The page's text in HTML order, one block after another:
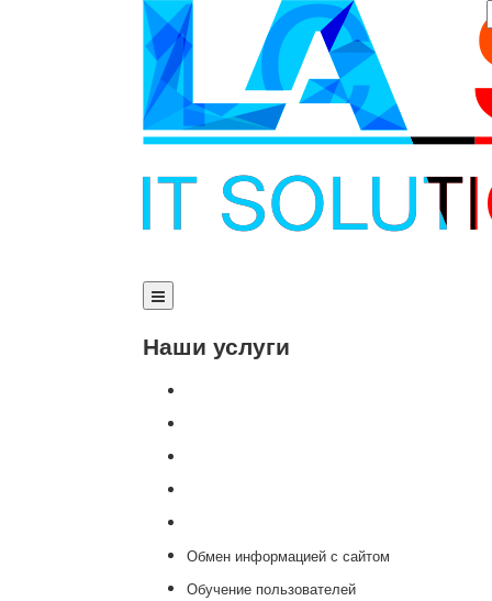
Наши услуги
Обмен информацией с сайтом
Обучение пользователей